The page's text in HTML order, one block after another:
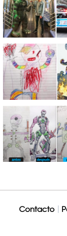
Contacto